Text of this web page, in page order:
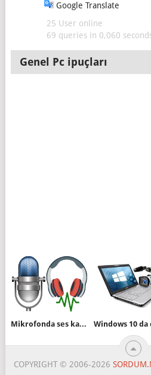
Google Translate
25 User online
69 queries in 0,060
Genel Pc ipuçları
Mikrofonda ses karşı tarafa parazitli gidiyor
COPYRIGHT © 2006-2026